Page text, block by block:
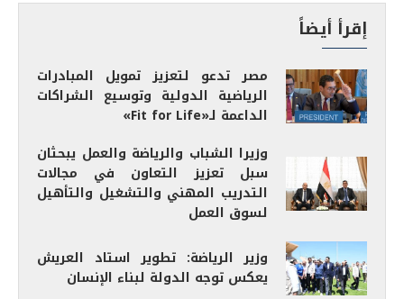
إقرأ أيضاً
مصر تدعو لتعزيز تمويل المبادرات
الرياضية الدولية وتوسيع الشراكات
الداعمة لـ«Fit for Life»
وزيرا الشباب والرياضة والعمل يبحثان
سبل تعزيز التعاون في مجالات
التدريب المهني والتشغيل والتأهيل
لسوق العمل
وزير الرياضة: تطوير استاد العريش
يعكس توجه الدولة لبناء الإنسان